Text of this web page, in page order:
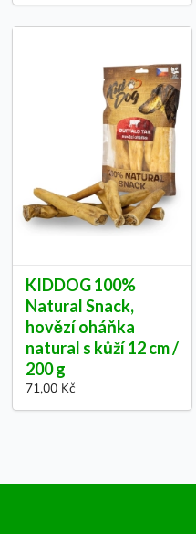
KIDDOG 100%
Natural Snack,
hovězí oháňka
natural s kůží 12 cm /
200 g
71,00 Kč